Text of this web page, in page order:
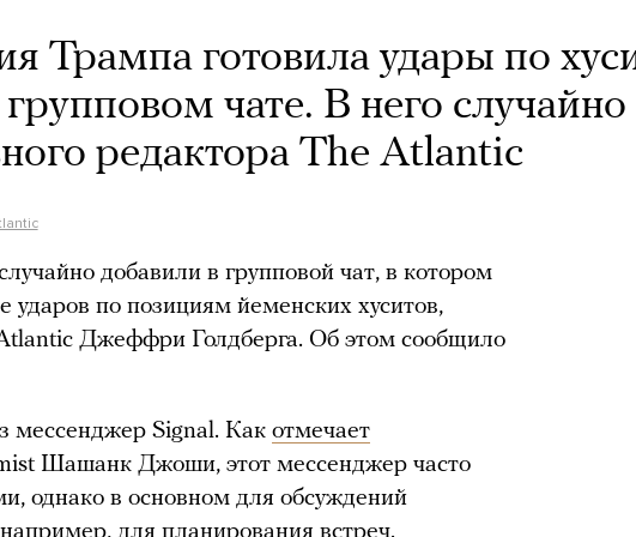
Трампа готовила удары по
чате. В него случайно
редактора The Atlantic
добавили в групповой чат, в котором
ударов по позициям йеменских хуситов,
Джеффри Голдберга. Об этом сообщило
мессенджер Signal. Как отмечает
Шашанк Джоши, этот мессенджер часто
однако в основном для обсуждений
для планирования встреч.